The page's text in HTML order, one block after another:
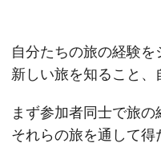
自分たちの旅の経験を
新しい旅を知ること、
まず参加者同士で旅の
それらの旅を通して得